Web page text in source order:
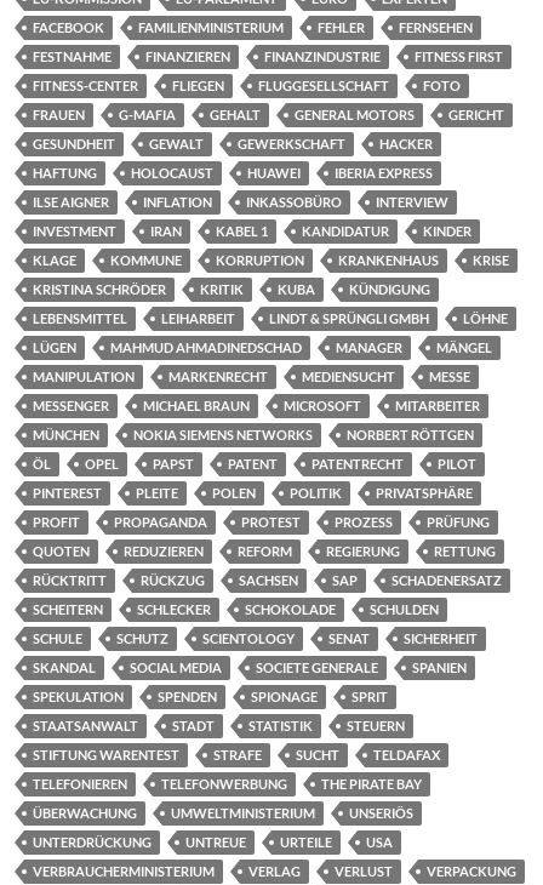
FACEBOOK
FAMILIENMINISTERIUM FEHLER
FERNSEHEN
FESTNAHME
FINANZIEREN FINANZINDUSTRIE
FITNESS FIRST
FITNESS-CENTER
FLIEGEN FLUGGESELLSCHAFT
FOTO
FRAUEN
G-MAFIA GEHALT GENERAL MOTORS
GERICHT
GESUNDHEIT
GEWALT GEWERKSCHAFT
HACKER
HAFTUNG
HOLOCAUST HUAWEI
IBERIA EXPRESS
ILSE AIGNER
INFLATION INKASSOBÜRO
INTERVIEW
INVESTMENT
IRAN KABEL 1 KANDIDATUR
KINDER
KLAGE
KOMMUNE KORRUPTION KRANKENHAUS
KRISE
KRISTINA SCHRÖDER
KRITIK KUBA
KÜNDIGUNG
LEBENSMITTEL
LEIHARBEIT LINDT & SPRÜNGLI GMBH
LÖHNE
LÜGEN
MAHMUD AHMADINEDSCHAD MANAGER
MÄNGEL
MANIPULATION
MARKENRECHT MEDIENSUCHT
MESSE
MESSENGER
MICHAEL BRAUN MICROSOFT
MITARBEITER
MÜNCHEN
NOKIA SIEMENS NETWORKS
NORBERT RÖTTGEN
ÖL
OPEL PAPST PATENT PATENTRECHT
PILOT
PINTEREST
PLEITE POLEN POLITIK
PRIVATSPHÄRE
PROFIT
PROPAGANDA PROTEST PROZESS
PRÜFUNG
QUOTEN
REDUZIEREN REFORM REGIERUNG
RETTUNG
RÜCKTRITT
RÜCKZUG SACHSEN SAP
SCHADENERSATZ
SCHEITERN
SCHLECKER SCHOKOLADE
SCHULDEN
SCHULE
SCHUTZ SCIENTOLOGY SENAT
SICHERHEIT
SKANDAL
SOCIAL MEDIA SOCIETE GENERALE
SPANIEN
SPEKULATION
SPENDEN SPIONAGE
SPRIT
STAATSANWALT
STADT STATISTIK
STEUERN
STIFTUNG WARENTEST
STRAFE SUCHT
TELDAFAX
TELEFONIEREN
TELEFONWERBUNG
THE PIRATE BAY
ÜBERWACHUNG
UMWELTMINISTERIUM
UNSERIÖS
UNTERDRÜCKUNG
UNTREUE URTEILE
USA
VERBRAUCHERMINISTERIUM
VERLAG VERLUST
VERPACKUNG